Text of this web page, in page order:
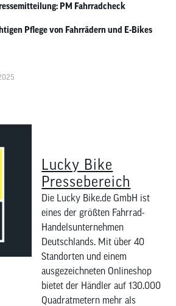
PM Fahrradcheck
Pflege von Fahrrädern und E-Bikes
Lucky Bike
Pressebereich
Die Lucky Bike.de GmbH ist
eines der größten Fahrrad-
Handelsunternehmen
Deutschlands. Mit über 40
Standorten und einem
ausgezeichneten Onlineshop
bietet der Händler auf 130.000
Quadratmetern mehr als